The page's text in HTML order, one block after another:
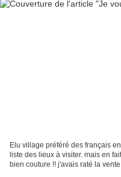
Elu village préféré des français
liste des lieux à visiter. mais en
bien couture !! j'avais raté la